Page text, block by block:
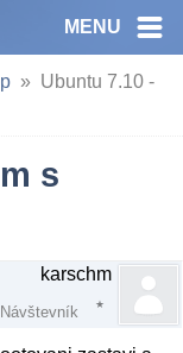
MENU
Ubuntu 7.10 -
s
karschm
Návštevník